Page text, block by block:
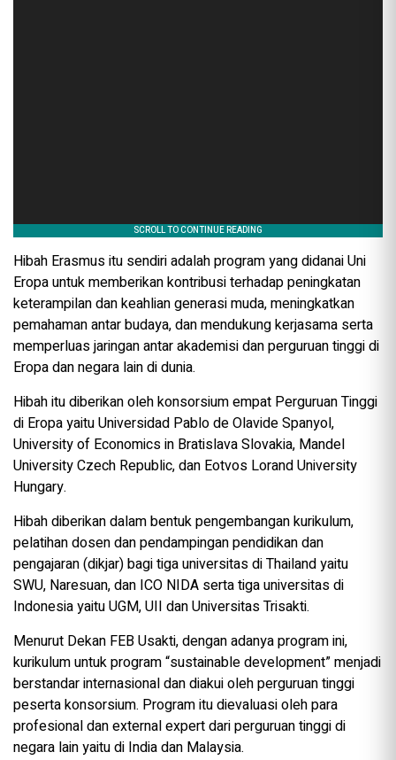
Hibah Erasmus itu sendiri adalah program yang didanai Uni
Eropa untuk memberikan kontribusi terhadap peningkatan
keterampilan dan keahlian generasi muda, meningkatkan
pemahaman antar budaya, dan mendukung kerjasama serta
memperluas jaringan antar akademisi dan perguruan tinggi di
Eropa dan negara lain di dunia.
Hibah itu diberikan oleh konsorsium empat Perguruan Tinggi
di Eropa yaitu Universidad Pablo de Olavide Spanyol,
University of Economics in Bratislava Slovakia, Mandel
University Czech Republic, dan Eotvos Lorand University
Hungary.
Hibah diberikan dalam bentuk pengembangan kurikulum,
pelatihan dosen dan pendampingan pendidikan dan
pengajaran (dikjar) bagi tiga universitas di Thailand yaitu
SWU, Naresuan, dan ICO NIDA serta tiga universitas di
Indonesia yaitu UGM, UII dan Universitas Trisakti.
Menurut Dekan FEB Usakti, dengan adanya program ini,
kurikulum untuk program “sustainable development” menjadi
berstandar internasional dan diakui oleh perguruan tinggi
peserta konsorsium. Program itu dievaluasi oleh para
profesional dan external expert dari perguruan tinggi di
negara lain yaitu di India dan Malaysia.